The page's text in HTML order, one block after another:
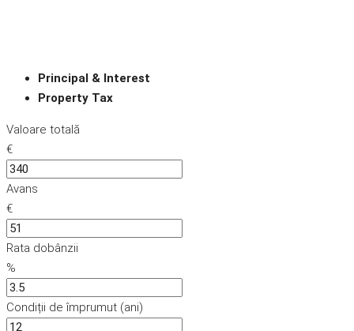
Principal & Interest
Property Tax
Valoare totală
€
Avans
€
Rata dobânzii
%
Condiții de împrumut (ani)